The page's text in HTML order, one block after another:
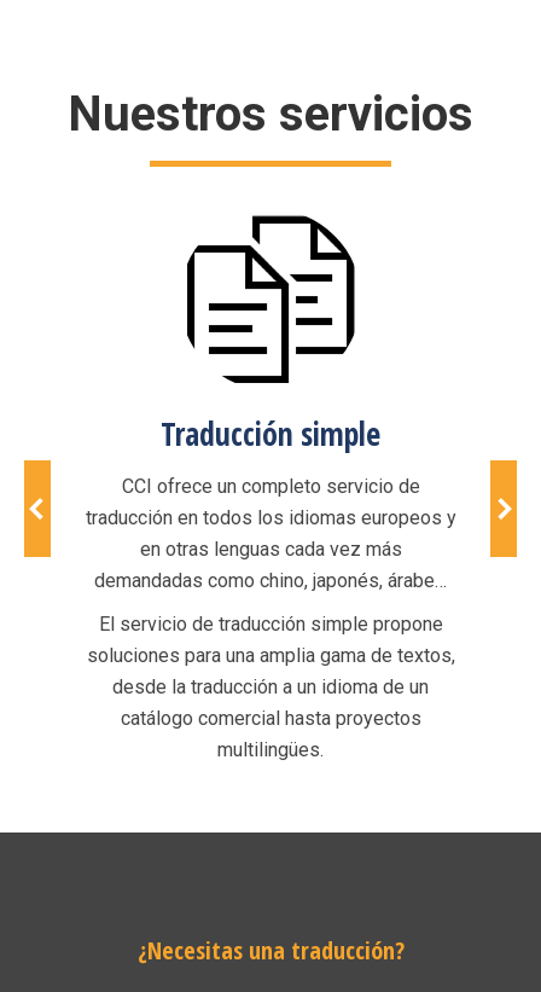
Nuestros servicios
Traducción simple
CCI ofrece un completo servicio de
traducción en todos los idiomas europeos y
en otras lenguas cada vez más
demandadas como chino, japonés, árabe…
El servicio de traducción simple propone
soluciones para una amplia gama de textos,
desde la traducción a un idioma de un
catálogo comercial hasta proyectos
multilingües.
¿Necesitas una traducción?